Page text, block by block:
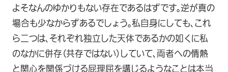
よそなんのゆかりもない存在であるはずです。逆が真の
場合も少なからずあるでしょう。私自身にしても、これ
ら二つは、それぞれ独立した天体であるかの如くに私
のなかに併存（共存ではない）していて、両者への情熱
と関心を関係づける屁理屈を講じるようなことは本当